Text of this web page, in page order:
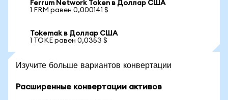
Ferrum Network Token в Доллар США
1 FRM равен 0,000141 $
Tokemak в Доллар США
1 TOKE равен 0,0353 $
Изучите больше вариантов конвертации
Расширенные конвертации активов